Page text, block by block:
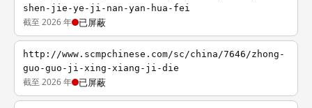
shen-jie-ye-ji-nan-yan-hua-fei
截至 2026 年 已屏蔽
http://www.scmpchinese.com/sc/china/7646/zhong-
guo-guo-ji-xing-xiang-ji-die
截至 2026 年 已屏蔽